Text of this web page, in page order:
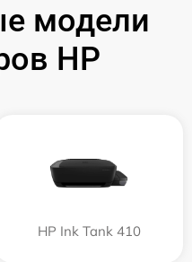
модели
HP
HP Ink Tank 410